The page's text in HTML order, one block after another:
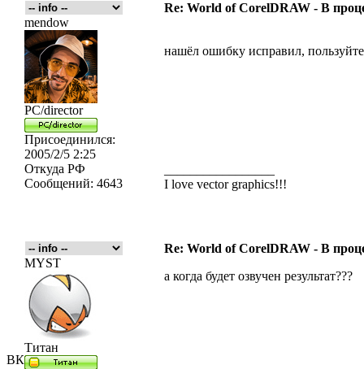
ВК
Re: World of CorelDRAW - В
mendow
PC/director
Присоединился:
2005/2/5 2:25
Откуда РФ
Сообщений: 4643
нашёл ошибку исправил,
I love vector graphics!!!
Re: World of CorelDRAW - В
MYST
Титан
а когда будет озвучен результат???